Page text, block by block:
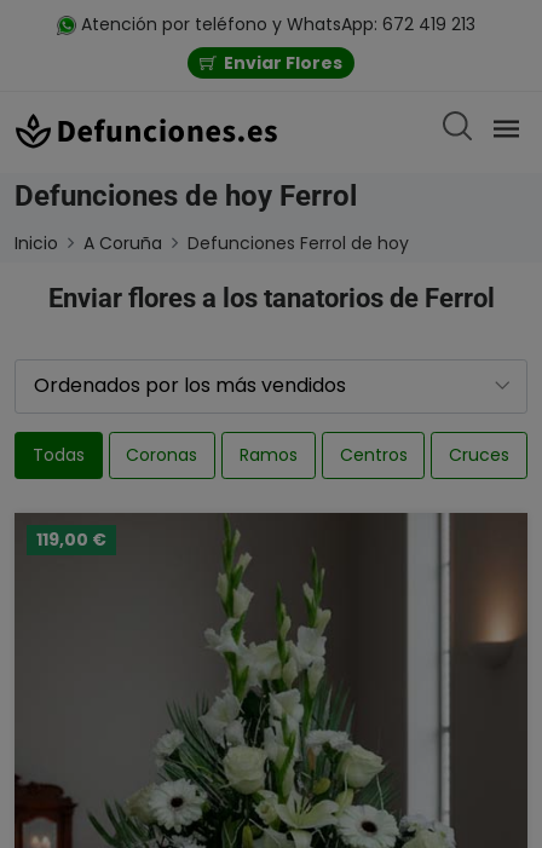
Atención por teléfono y WhatsApp: 672 419 213
Enviar Flores
Defunciones de hoy Ferrol
Inicio A Coruña Defunciones Ferrol de hoy
Enviar flores a los tanatorios de Ferrol
Todas Coronas Ramos Centros Cruces
119,00 €